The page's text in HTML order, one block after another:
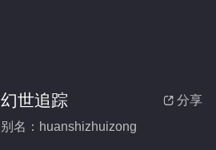
 分享
幻世追踪
别名：huanshizhuizong